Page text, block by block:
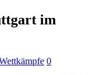
im
0